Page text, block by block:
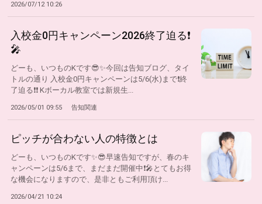
2026/07/12 10:26
入校金0円キャンペーン2026終了迫る❗
🎤
どーも、いつものKです😎✨今回は告知ブログ、タイ
トルの通り 入校金0円キャンペーンは5/6(水)まで❗終
了迫る❗❗ Kボーカル教室では新規生...
2026/05/01 09:55 告知関連
ピッチが合わない人の特徴とは
どーも、いつものKです✨😎早速告知ですが、春のキ
ャンペーンは5/6まで、まだまだ開催中❗🎤とてもお得
な機会になりますので、是非ともご利用頂け...
2026/04/21 10:24